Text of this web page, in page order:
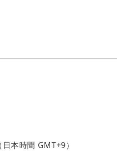
本時間 GMT+9）